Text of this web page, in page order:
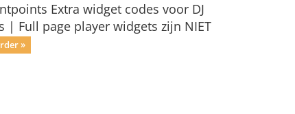
Extra widget codes voor DJ
| Full page player widgets zijn NIET
»